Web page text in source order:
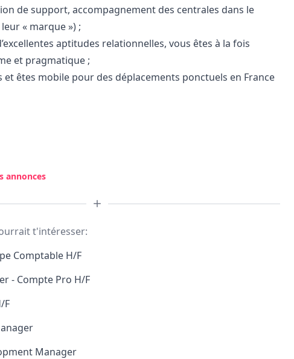
de support, accompagnement des centrales dans le
« marque ») ;
aptitudes relationnelles, vous êtes à la fois
et pragmatique ;
et êtes mobile pour des déplacements ponctuels en France
annonces
t'intéresser:
Comptable H/F
- Compte Pro H/F
F
Manager